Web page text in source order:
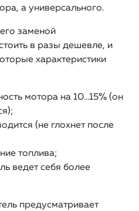
а универсального.
заменой
в разы дешевле, и
характеристики
мотора на 10…15% (он
(не глохнет после
топлива;
ведет себя более
предусматривает